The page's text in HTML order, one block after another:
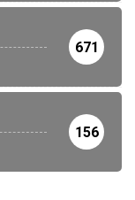
671
156